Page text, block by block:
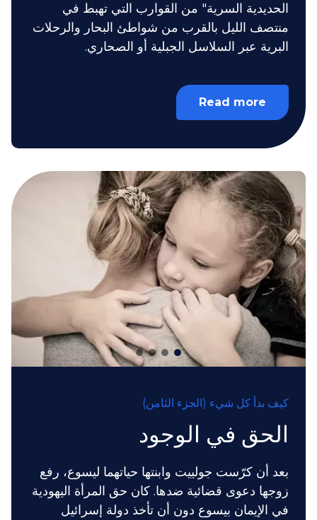
الحديدية السرية" من القوارب التي تهبط في
منتصف الليل بالقرب من شواطئ البحار والرحلات
البرية عبر السلاسل الجبلية أو الصحاري.
Read more
كيف بدأ كل شيء (الجزء الثامن)
الحق في الوجود
بعد أن كرّست جولييت وابنتها حياتهما ليسوع، رفع
زوجها دعوى قضائية ضدها. كان حق المرأة اليهودية
في الإيمان بيسوع دون أن تأخذ دولة إسرائيل